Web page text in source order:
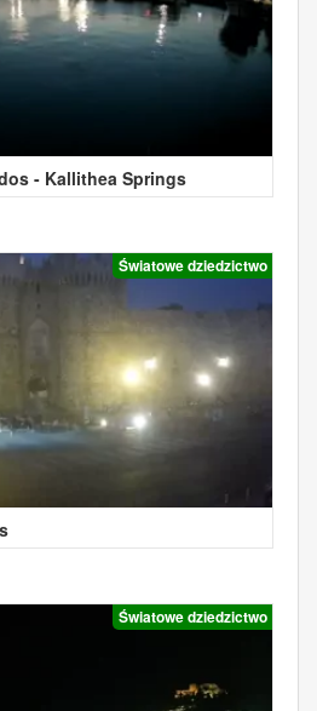
- Kallithea Springs
Światowe dziedzictwo
Światowe dziedzictwo